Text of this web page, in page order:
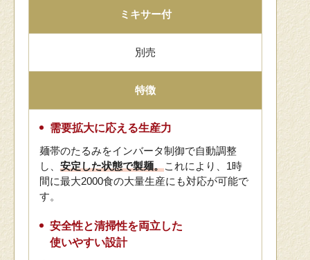
ミキサー付
別売
特徴
需要拡大に応える生産力
麺帯のたるみをインバータ制御で自動調整
し、 安定した状態で製麺。これにより、1時
間に最大2000食の大量生産にも対応が可能で
す。
安全性と清掃性を両立した
使いやすい設計